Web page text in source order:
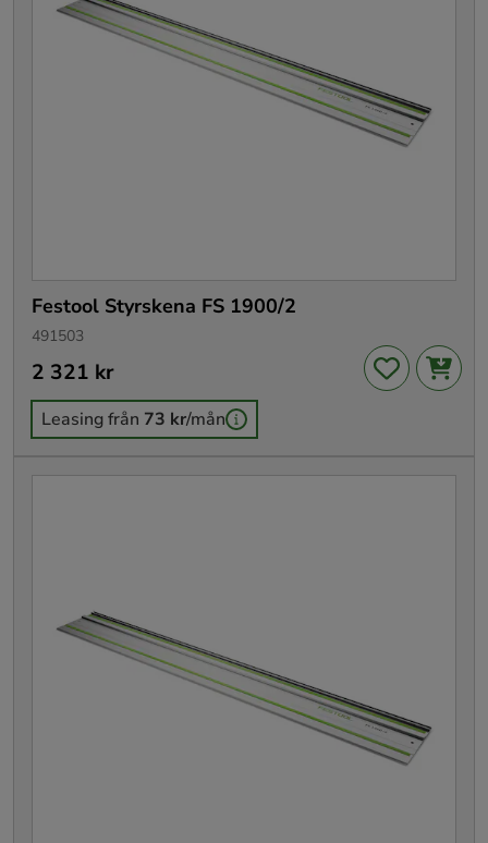
Festool Styrskena FS 1900/2
491503
Pris:2 321 kr
2 321 kr
Leasing från 73 kr/mån